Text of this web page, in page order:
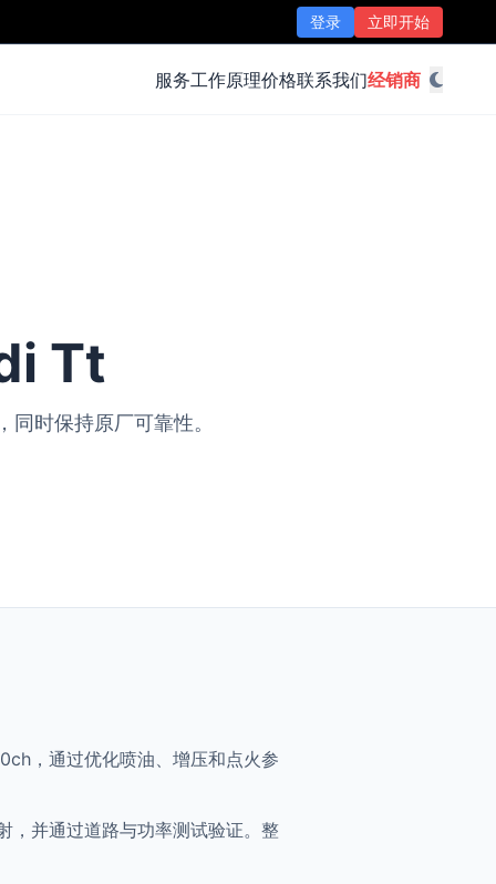
登录 立即开始
服务工作原理价格联系我们经销商
Tt
时保持原厂可靠性。
，通过优化喷油、增压和点火参
并通过道路与功率测试验证。整